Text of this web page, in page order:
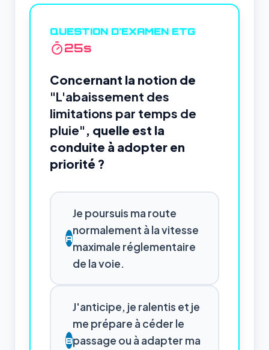
QUESTION D'EXAMEN ETG
24s
Concernant la notion de
"L'abaissement des
limitations par temps de
pluie" , quelle est la
conduite à adopter en
priorité ?
A
Je poursuis ma route
normalement à la vitesse
maximale réglementaire
de la voie.
B
J'anticipe, je ralentis et je
me prépare à céder le
passage ou à adapter ma